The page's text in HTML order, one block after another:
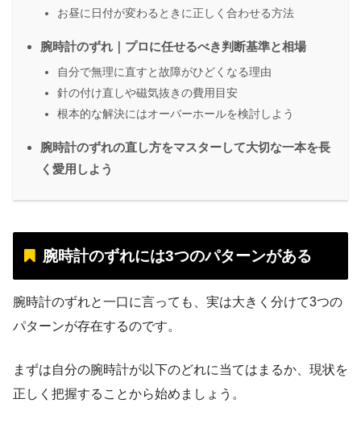
お昼に日付が変わるときに正しく合わせる方法
腕時計のずれ｜プロに任せるべき判断基準と相場
自分で無理に直すと故障がひどくなる理由
針の付け直しや磁気抜きの費用目安
根本的な解決にはオーバーホールを検討しよう
腕時計のずれの直し方をマスターして大切な一本を長
く愛用しよう
腕時計のずれには3つのパターンがある
腕時計のずれと一口に言っても、実は大きく分けて3つの
パターンが存在するのです。
まずは自分の腕時計が以下のどれに当てはまるか、現状を
正しく把握することから始めましょう。